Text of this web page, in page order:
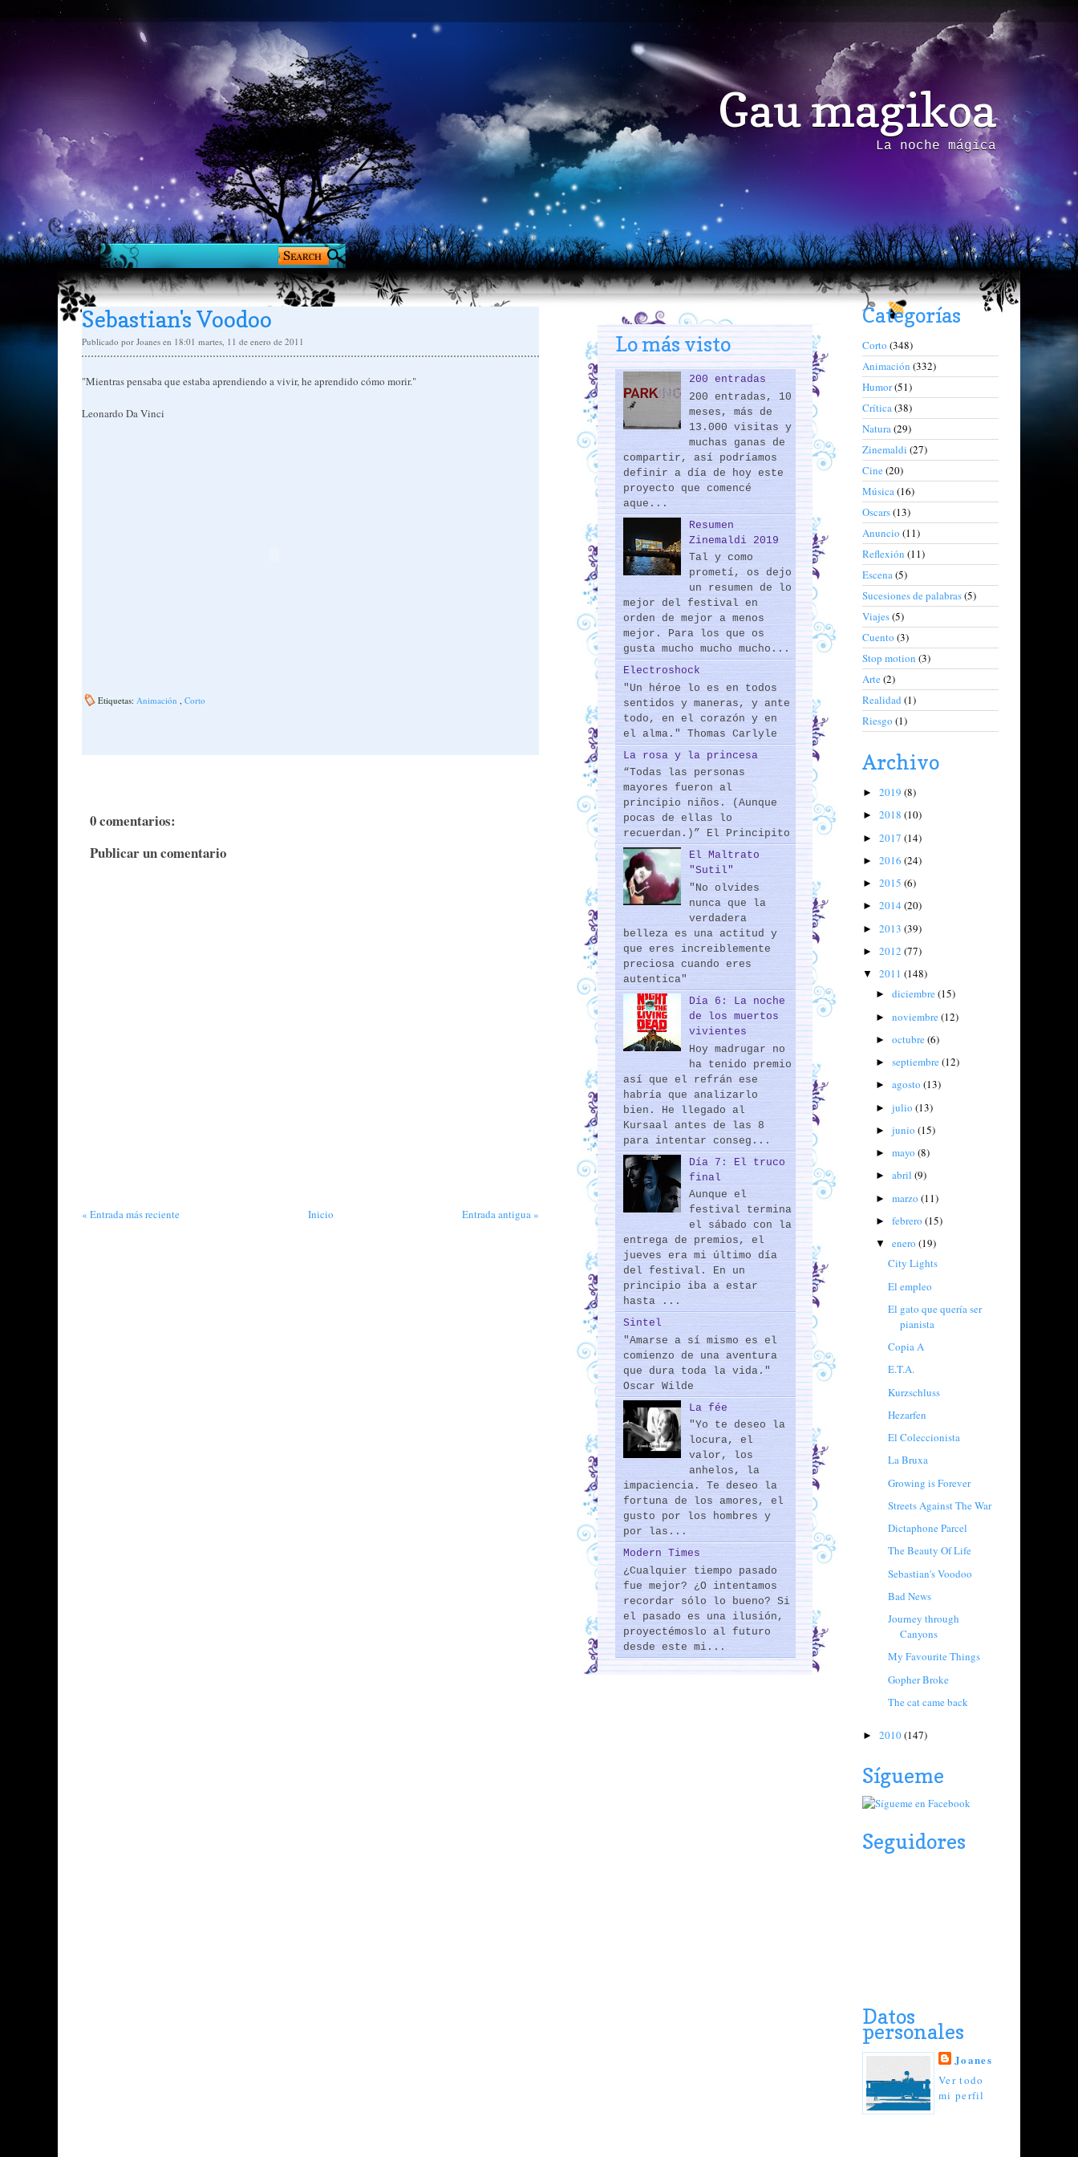
Gau magikoa
La noche mágica
Sebastian's Voodoo
Publicado por Joanes en 18:01 martes, 11 de enero de 2011
"Mientras pensaba que estaba aprendiendo a vivir, he aprendido cómo morir."
Leonardo Da Vinci
Etiquetas: Animación Corto
0 comentarios:
Publicar un comentario
« Entrada más reciente Entrada antigua »
Inicio
Lo más visto
200 entradas
200 entradas, 10
meses, más de
13.000 visitas y
muchas ganas de
compartir, así podríamos
definir a día de hoy este
proyecto que comencé
aque...
Resumen
Zinemaldi 2019
Tal y como
prometí, os dejo
un resumen de lo
mejor del festival en
orden de mejor a menos
mejor. Para los que os
gusta mucho mucho mucho...
Electroshock
"Un héroe lo es en todos
sentidos y maneras, y ante
todo, en el corazón y en
el alma." Thomas Carlyle
La rosa y la princesa
“Todas las personas
mayores fueron al
principio niños. (Aunque
pocas de ellas lo
recuerdan.)” El Principito
El Maltrato
"Sutil"
"No olvides
nunca que la
verdadera
belleza es una actitud y
que eres increiblemente
preciosa cuando eres
autentica"
Día 6: La noche
de los muertos
vivientes
Hoy madrugar no
ha tenido premio
así que el refrán ese
habría que analizarlo
bien. He llegado al
Kursaal antes de las 8
para intentar conseg...
Día 7: El truco
final
Aunque el
festival termina
el sábado con la
entrega de premios, el
jueves era mi último día
del festival. En un
principio iba a estar
hasta ...
Sintel
"Amarse a sí mismo es el
comienzo de una aventura
que dura toda la vida."
Oscar Wilde
La fée
"Yo te deseo la
locura, el
valor, los
anhelos, la
impaciencia. Te deseo la
fortuna de los amores, el
gusto por los hombres y
por las...
Modern Times
¿Cualquier tiempo pasado
fue mejor? ¿O intentamos
recordar sólo lo bueno? Si
el pasado es una ilusión,
proyectémoslo al futuro
desde este mi...
Categorías
Corto (348)
Animación (332)
Humor(51)
Crítica(38)
Natura(29)
Zinemaldi (27)
Cine(20)
Música(16)
Oscars(13)
Anuncio (11)
Reflexión (11)
Escena(5)
Sucesiones de palabras(5)
Viajes(5)
Cuento (3)
Stop motion (3)
Arte(2)
Realidad (1)
Riesgo (1)
Archivo
► 2019 (8)
► 2018 (10)
► 2017 (14)
► 2016 (24)
► 2015 (6)
► 2014 (20)
► 2013 (39)
► 2012 (77)
▼ 2011 (148)
► diciembre(15)
► noviembre(12)
► octubre(6)
► septiembre(12)
► agosto (13)
► julio (13)
► junio (15)
► mayo (8)
► abril (9)
► marzo (11)
► febrero (15)
▼ enero (19)
City Lights
El empleo
El gato que quería ser
pianista
Copia A
E.T.A.
Kurzschluss
Hezarfen
El Coleccionista
La Bruxa
Growing is Forever
Streets Against The War
Dictaphone Parcel
The Beauty Of Life
Sebastian's Voodoo
Bad News
Journey through
Canyons
My Favourite Things
Gopher Broke
The cat came back
► 2010(147)
Sígueme
Seguidores
Datos
personales
Joanes
Ver todo
mi perfil